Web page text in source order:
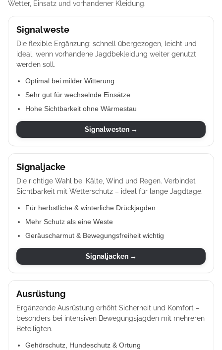
Wetter, Einsatz und vorhandener Kleidung.
Signalweste
Die flexible Ergänzung: schnell übergezogen, leicht und
ideal, wenn vorhandene Jagdbekleidung weiter genutzt
werden soll.
Optimal bei milder Witterung
Sehr gut für wechselnde Einsätze
Hohe Sichtbarkeit ohne Wärmestau
Signalwesten →
Signaljacke
Die richtige Wahl bei Kälte, Wind und Regen. Verbindet
Sichtbarkeit mit Wetterschutz – ideal für lange Jagdtage.
Für herbstliche & winterliche Drückjagden
Mehr Schutz als eine Weste
Geräuscharmut & Bewegungsfreiheit wichtig
Signaljacken →
Ausrüstung
Ergänzende Ausrüstung erhöht Sicherheit und Komfort –
besonders bei intensiven Bewegungsjagden mit mehreren
Beteiligten.
Gehörschutz, Hundeschutz & Ortung